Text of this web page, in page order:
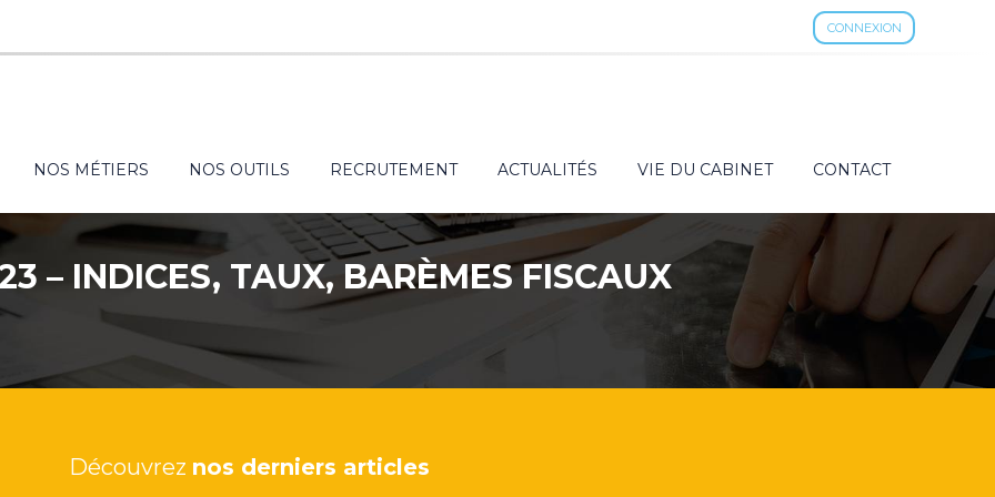
CONNEXION
NOS MÉTIERS NOS OUTILS RECRUTEMENT ACTUALITÉS VIE DU CABINET CONTACT
– INDICES, TAUX, BARÈMES FISCAUX
Découvrez nos derniers articles